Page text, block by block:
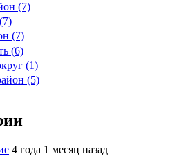
(7)
(7)
(6)
(1)
(5)
4 года 1 месяц назад